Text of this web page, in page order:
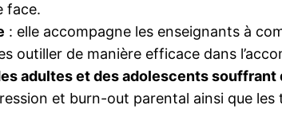
face.
: elle accompagne les enseignants à
outiller de manière efficace dans
adultes et des adolescents
et burn-out parental ainsi que